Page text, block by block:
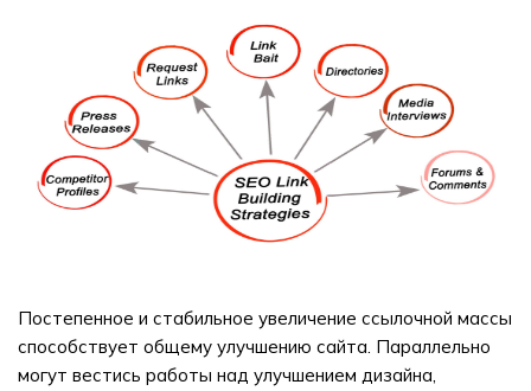
Постепенное и стабильное увеличение ссылочной массы
способствует общему улучшению сайта. Параллельно
могут вестись работы над улучшением дизайна,